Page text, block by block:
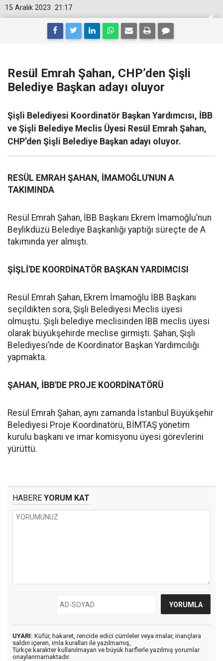
21:17
15 Aralık 2023
Resül Emrah Şahan, CHP’den Şişli
Belediye Başkan adayı oluyor
Şişli Belediyesi Koordinatör Başkan Yardımcısı, İBB
ve Şişli Belediye Meclis Üyesi Resül Emrah Şahan,
CHP’den Şişli Belediye Başkan adayı oluyor.
RESÜL EMRAH ŞAHAN, İMAMOĞLU'NUN A
TAKIMINDA
Resül Emrah Şahan, İBB Başkanı Ekrem İmamoğlu’nun
Beylikdüzü Belediye Başkanlığı yaptığı süreçte de A
takımında yer almıştı.
ŞİŞLİ'DE KOORDİNATÖR BAŞKAN YARDIMCISI
Resül Emrah Şahan, Ekrem İmamoğlu İBB Başkanı
seçildikten sora, Şişli Belediyesi Meclis üyesi
olmuştu. Şişli belediye meclisinden İBB meclis üyesi
olarak büyükşehirde meclise girmişti. Şahan, Şişli
Belediyesi’nde de Koordinatör Başkan Yardımcılığı
yapmakta.
ŞAHAN, İBB'DE PROJE KOORDİNATÖRÜ
Resül Emrah Şahan, aynı zamanda İstanbul Büyükşehir
Belediyesi Proje Koordinatörü, BİMTAŞ yönetim
kurulu başkanı ve imar komisyonu üyesi görevlerini
yürüttü.
HABERE YORUM KAT
UYARI: Küfür, hakaret, rencide edici cümleler veya imalar, inançlara
saldırı içeren, imla kuralları ile yazılmamış,
Türkçe karakter kullanılmayan ve büyük harflerle yazılmış yorumlar
onaylanmamaktadır.